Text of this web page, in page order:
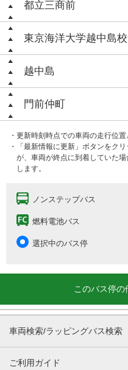
都立三商前
東京海洋大学越中島
越中島
門前仲町
・更新時刻時点での車両の走行位
・「最新情報に更新」ボタンをク
が、車両が終点に到着していた
します。
ノンステップバス
燃料電池バス
選択中のバス停
このバス停の
車両検索/ラッピングバス検索
ご利用ガイド